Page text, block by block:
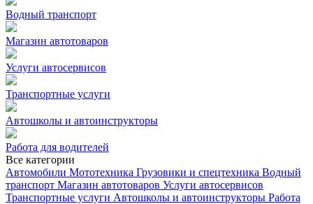
Водный транспорт
Магазин автотоваров
Услуги автосервисов
Транспортные услуги
Автошколы и автоинструкторы
Работа для водителей
Все категории
Автомобили Мототехника Грузовики и спецтехника Водный
транспорт Магазин автотоваров Услуги автосервисов
Транспортные услуги Автошколы и автоинструкторы Работа